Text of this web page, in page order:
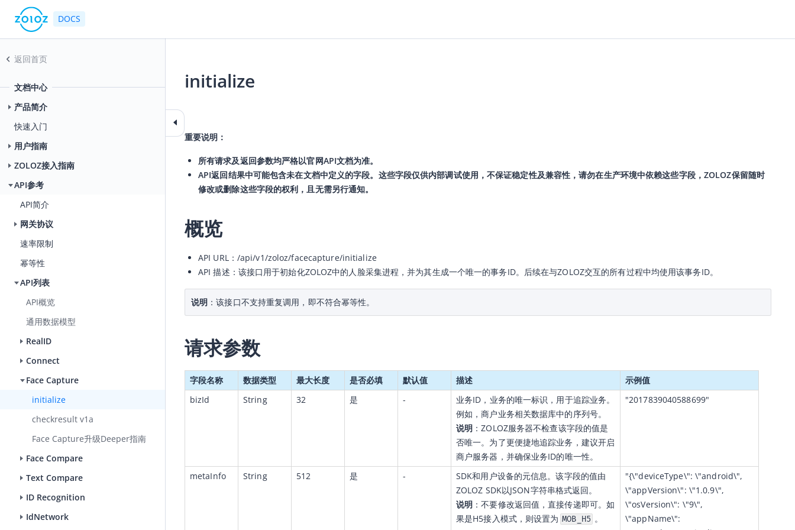
DOCS
返回首页
文档中心
产品简介
快速入门
用户指南
ZOLOZ接入指南
API参考
API简介
网关协议
速率限制
幂等性
API列表
API概览
通用数据模型
RealID
Connect
Face Capture
initialize
checkresult v1a
Face Capture升级Deeper指南
Face Compare
Text Compare
ID Recognition
IdNetwork
initialize
重要说明：
所有请求及返回参数均严格以官网API文档为准。
API返回结果中可能包含未在文档中定义的字段。这些字段仅供内部调试使用，不保证稳定性及兼容性，请勿在生产环境中依赖这些字段，ZOLOZ保留随时
修改或删除这些字段的权利，且无需另行通知。
概览
API URL： /api/v1/zoloz/facecapture/initialize
API 描述：该接口用于初始化ZOLOZ中的人脸采集进程，并为其生成一个唯一的事务ID。后续在与ZOLOZ交互的所有过程中均使用该事务ID。
说明 ：该接口不支持重复调用，即不符合幂等性。
请求参数
字段名称 数据类型 最大长度 是否必填 默认值 描述
示例值
bizId
String 32 是 -
业务ID，业务的唯一标识，用于追踪业务。
例如，商户业务相关数据库中的序列号。
说明 ：ZOLOZ服务器不检查该字段的值是
否唯一。为了更便捷地追踪业务，建议开启
商户服务器，并确保业务ID的唯一性。
"2017839040588699"
metaInfo String 512 是 -
SDK和用户设备的元信息。该字段的值由
ZOLOZ SDK以JSON字符串格式返回。
说明 ：不要修改返回值，直接传递即可。如
果是H5接入模式，则设置为 MOB_H5 。
"{\"deviceType\": \"android\",
\"appVersion\": \"1.0.9\",
\"osVersion\": \"9\",
\"appName\":